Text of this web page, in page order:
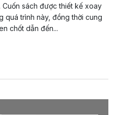
sách được thiết kế xoay
quá trình này, đồng thời cung
chốt dẫn đến...